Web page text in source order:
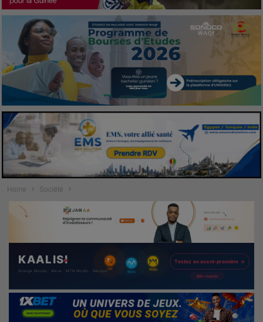
Home Société